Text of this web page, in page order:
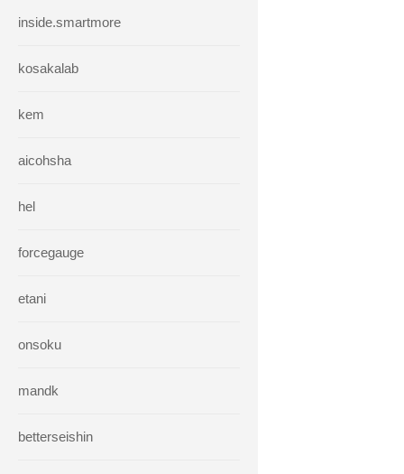
inside.smartmore
kosakalab
kem
aicohsha
hel
forcegauge
etani
onsoku
mandk
betterseishin